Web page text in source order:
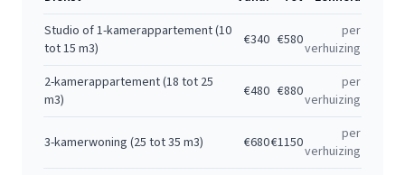
Studio of 1-kamerappartement (10
tot 15 m3)
€340 €580
per
verhuizing
2-kamerappartement (18 tot 25
m3)
€480 €880
per
verhuizing
3-kamerwoning (25 tot 35 m3) €680€1150
per
verhuizing